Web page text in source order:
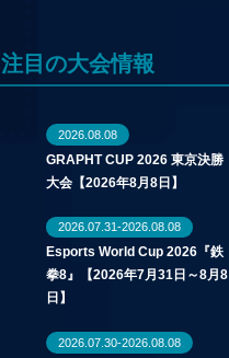
注目の大会情報
2026.08.08
GRAPHT CUP 2026 東京決勝
大会【2026年8月8日】
2026.07.31-2026.08.08
Esports World Cup 2026『鉄
拳8』【2026年7月31日～8月8
日】
2026.07.30-2026.08.08